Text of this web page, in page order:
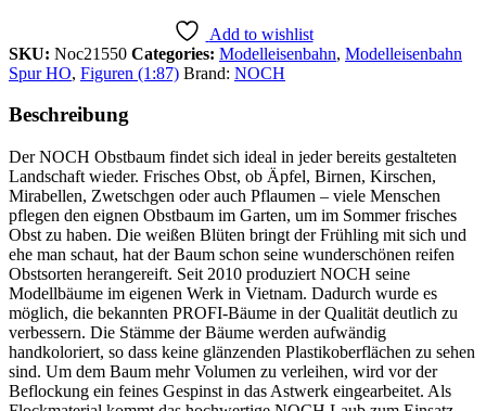
Add to wishlist
SKU: Noc21550 Categories: Modelleisenbahn, Modelleisenbahn
Spur HO, Figuren (1:87) Brand: NOCH
Beschreibung
Der NOCH Obstbaum findet sich ideal in jeder bereits gestalteten
Landschaft wieder. Frisches Obst, ob Äpfel, Birnen, Kirschen,
Mirabellen, Zwetschgen oder auch Pflaumen – viele Menschen
pflegen den eignen Obstbaum im Garten, um im Sommer frisches
Obst zu haben. Die weißen Blüten bringt der Frühling mit sich und
ehe man schaut, hat der Baum schon seine wunderschönen reifen
Obstsorten herangereift. Seit 2010 produziert NOCH seine
Modellbäume im eigenen Werk in Vietnam. Dadurch wurde es
möglich, die bekannten PROFI-Bäume in der Qualität deutlich zu
verbessern. Die Stämme der Bäume werden aufwändig
handkoloriert, so dass keine glänzenden Plastikoberflächen zu sehen
sind. Um dem Baum mehr Volumen zu verleihen, wird vor der
Beflockung ein feines Gespinst in das Astwerk eingearbeitet. Als